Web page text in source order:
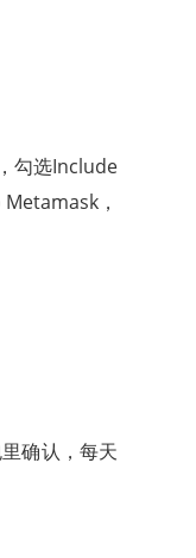
勾选Include
，
确认，每天